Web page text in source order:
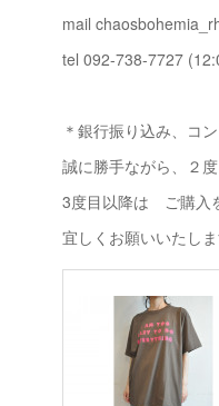
mail
tel 092-738-7727
＊銀行振り込み、コ
誠に勝手ながら、２
3度目以降は ご購入
宜しくお願いいたしま